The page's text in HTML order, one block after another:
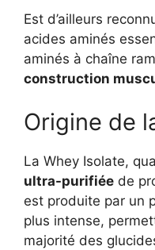
Est d’ailleurs
acides aminés
aminés à chaîne
construction
Origine de
La Whey Isolate,
ultra-purifiée de
est produite par un
plus intense,
majorité des